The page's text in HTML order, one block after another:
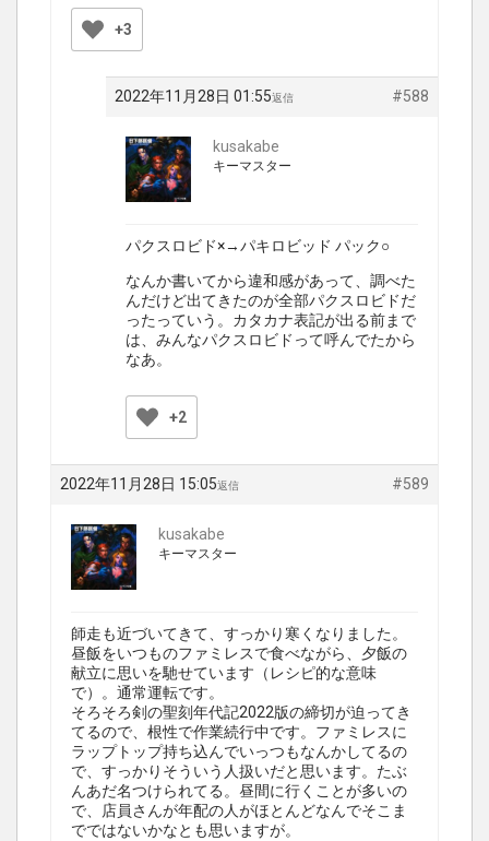
+3
2022年11月28日 01:55 #588
返信
kusakabe
キーマスター
パクスロビド×→パキロビッド パック○
なんか書いてから違和感があって、調べた
んだけど出てきたのが全部パクスロビドだ
ったっていう。カタカナ表記が出る前まで
は、みんなパクスロビドって呼んでたから
なあ。
+2
2022年11月28日 15:05 #589
返信
kusakabe
キーマスター
師走も近づいてきて、すっかり寒くなりました。
昼飯をいつものファミレスで食べながら、夕飯の
献立に思いを馳せています（レシピ的な意味
で）。通常運転です。
そろそろ剣の聖刻年代記2022版の締切が迫ってき
てるので、根性で作業続行中です。ファミレスに
ラップトップ持ち込んでいっつもなんかしてるの
で、すっかりそういう人扱いだと思います。たぶ
んあだ名つけられてる。昼間に行くことが多いの
で、店員さんが年配の人がほとんどなんでそこま
でではないかなとも思いますが。